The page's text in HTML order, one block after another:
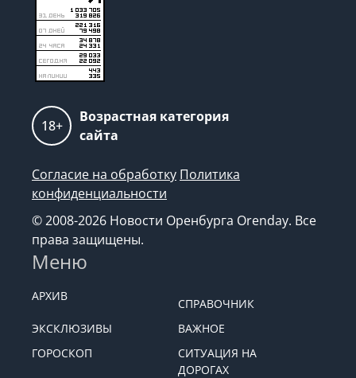
18+
Возрастная категория
сайта
Согласие на обработку Политика
конфиденциальности
© 2008-2026 Новости Оренбурга Orenday. Все
права защищены.
Меню
АРХИВ
СПРАВОЧНИК
ЭКСКЛЮЗИВЫ
ВАЖНОЕ
ГОРОСКОП
СИТУАЦИЯ НА
ДОРОГАХ